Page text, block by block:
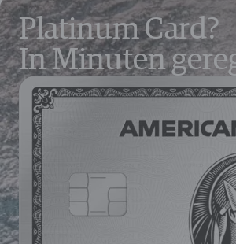
Platinum Card?
In Minuten